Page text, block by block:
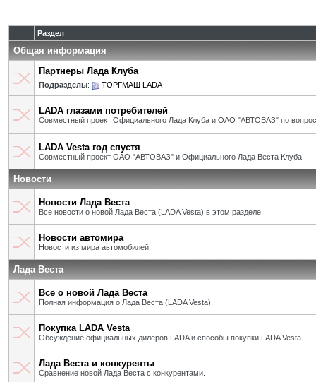
Раздел
Общая информация
Партнеры Лада Клуба
Подразделы: ТОРГМАШ LADA
LADA глазами потребителей
Совместный проект Официального Лада Клуба и ОАО "АВТОВАЗ" по
LADA Vesta год спустя
Совместный проект ОАО "АВТОВАЗ" и Официального Лада Веста Клуба
Новости
Новости Лада Веста
Все новости о новой Лада Веста (LADA Vesta) в этом разделе.
Новости автомира
Новости из мира автомобилей.
Лада Веста
Все о новой Лада Веста
Полная информация о Лада Веста (LADA Vesta).
Покупка LADA Vesta
Обсуждение официальных дилеров LADA и способы покупки LADA Vesta.
Лада Веста и конкуренты
Сравнение новой Лада Веста с конкурентами.